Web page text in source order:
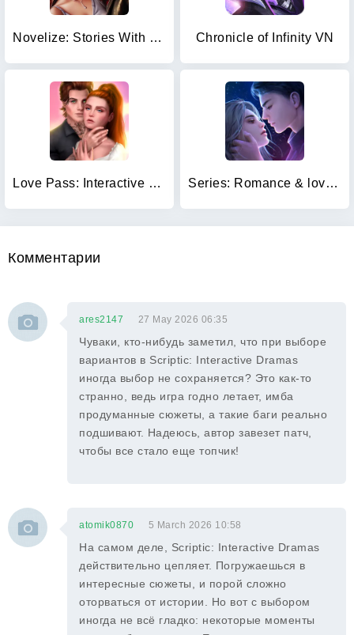
Novelize: Stories With Choices Chronicle of Infinity VN
Love Pass: Interactive stories Series: Romance & love stories
Комментарии
ares2147 27 May 2026 06:35
Чуваки, кто-нибудь заметил, что при выборе
вариантов в Scriptic: Interactive Dramas
иногда выбор не сохраняется? Это как-то
странно, ведь игра годно летает, имба
продуманные сюжеты, а такие баги реально
подшивают. Надеюсь, автор завезет патч,
чтобы все стало еще топчик!
atomik0870 5 March 2026 10:58
На самом деле, Scriptic: Interactive Dramas
действительно цепляет. Погружаешься в
интересные сюжеты, и порой сложно
оторваться от истории. Но вот с выбором
иногда не всё гладко: некоторые моменты